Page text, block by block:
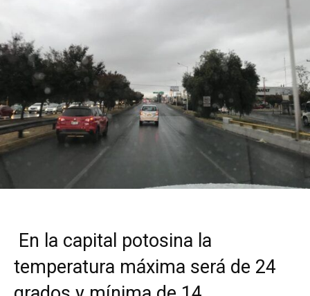
En la capital potosina la
temperatura máxima será de 24